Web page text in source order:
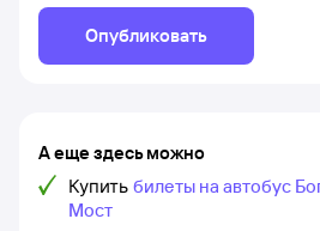
Опубликовать
А еще здесь можно
Купить билеты на автобус
Мост